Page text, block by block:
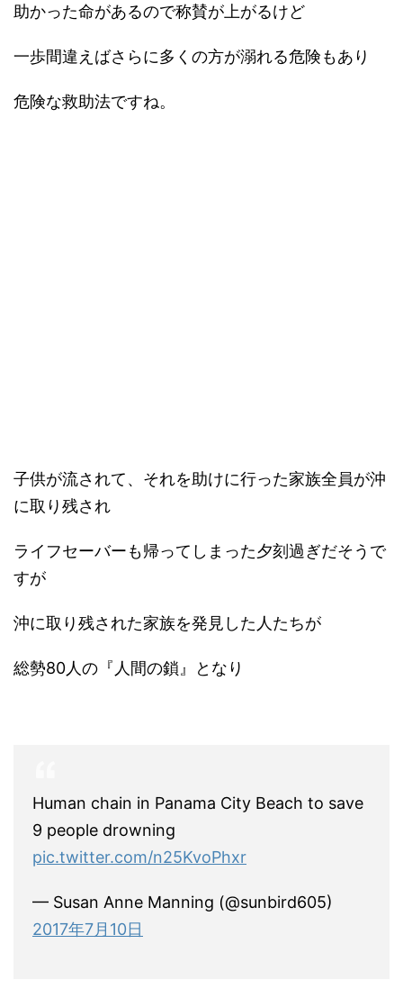
助かった命があるので称賛が上がるけど
一歩間違えばさらに多くの方が溺れる危険もあり
危険な救助法ですね。
子供が流されて、それを助けに行った家族全員が沖
に取り残され
ライフセーバーも帰ってしまった夕刻過ぎだそうで
すが
沖に取り残された家族を発見した人たちが
総勢80人の『人間の鎖』となり
Human chain in Panama City Beach to save
9 people drowning
pic.twitter.com/n25KvoPhxr
— Susan Anne Manning (@sunbird605)
2017年7月10日